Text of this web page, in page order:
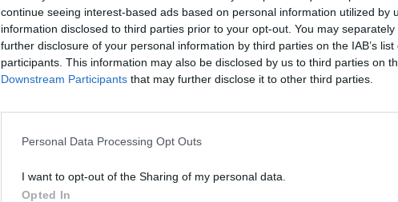
continue seeing interest-based ads based on personal information utilized by
information disclosed to third parties prior to your opt-out. You may
further disclosure of your personal information by third parties on the IAB’s list
participants. This information may also be disclosed by us to third parties on
Downstream Participants that may further disclose it to other third parties.
Personal Data Processing Opt Outs
I want to opt-out of the Sharing of my personal data.
Opted In